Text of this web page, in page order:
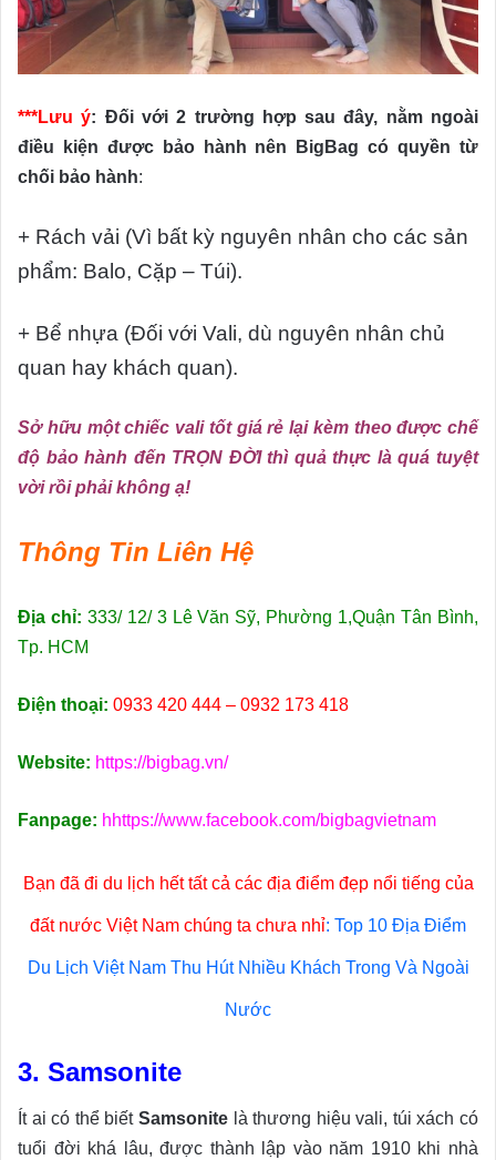
***Lưu ý: Đối với 2 trường hợp sau đây, nằm ngoài
điều kiện được bảo hành nên BigBag có quyền từ
chối bảo hành:
+ Rách vải (Vì bất kỳ nguyên nhân cho các sản
phẩm: Balo, Cặp – Túi).
+ Bể nhựa (Đối với Vali, dù nguyên nhân chủ
quan hay khách quan).
Sở hữu một chiếc vali tốt giá rẻ lại kèm theo được chế
độ bảo hành đến TRỌN ĐỜI thì quả thực là quá tuyệt
vời rồi phải không ạ!
Thông Tin Liên Hệ
Địa chỉ: 333/ 12/ 3 Lê Văn Sỹ, Phường 1,Quận Tân Bình,
Tp. HCM
Điện thoại: 0933 420 444 – 0932 173 418
Website: https://bigbag.vn/
Fanpage: hhttps://www.facebook.com/bigbagvietnam
Bạn đã đi du lịch hết tất cả các địa điểm đẹp nổi tiếng của
đất nước Việt Nam chúng ta chưa nhỉ: Top 10 Địa Điểm
Du Lịch Việt Nam Thu Hút Nhiều Khách Trong Và Ngoài
Nước
3. Samsonite
Ít ai có thể biết Samsonitelà thương hiệu vali, túi xách có
tuổi đời khá lâu, được thành lập vào năm 1910 khi nhà